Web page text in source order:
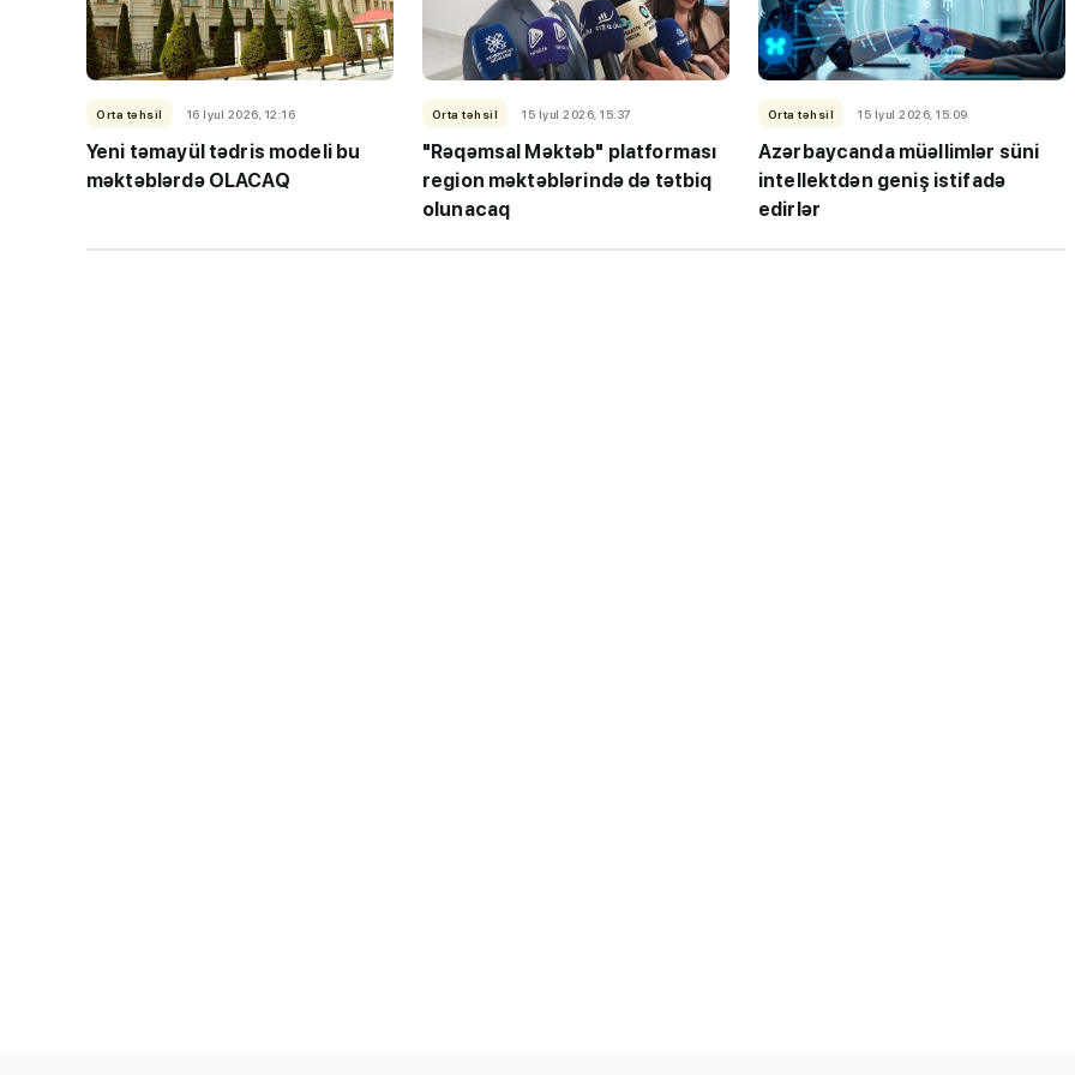
Orta təhsil 16 İyul 2026, 12:16
Yeni təmayül tədris modeli bu
məktəblərdə OLACAQ
Orta təhsil 15 İyul 2026, 15:37
"Rəqəmsal Məktəb" platforması
region məktəblərində də tətbiq
olunacaq
Orta təhsil 15 İyul 2026, 15:09
Azərbaycanda müəllimlər süni
intellektdən geniş istifadə
edirlər